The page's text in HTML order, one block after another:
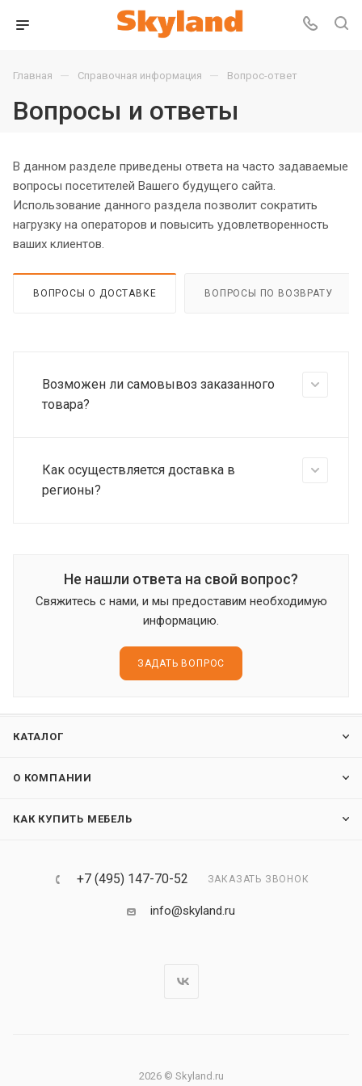
Главная — Справочная информация — Вопрос-ответ
Вопросы и ответы
В данном разделе приведены ответа на часто задаваемые
вопросы посетителей Вашего будущего сайта.
Использование данного раздела позволит сократить
нагрузку на операторов и повысить удовлетворенность
ваших клиентов.
ВОПРОСЫ О ДОСТАВКЕ ВОПРОСЫ ПО ВОЗВРАТУ
Возможен ли самовывоз заказанного
товара?
Как осуществляется доставка в
регионы?
Не нашли ответа на свой вопрос?
Свяжитесь с нами, и мы предоставим необходимую
информацию.
ЗАДАТЬ ВОПРОС
КАТАЛОГ
О КОМПАНИИ
КАК КУПИТЬ МЕБЕЛЬ
+7 (495) 147-70-52 ЗАКАЗАТЬ ЗВОНОК
info@skyland.ru
2026 © Skyland.ru